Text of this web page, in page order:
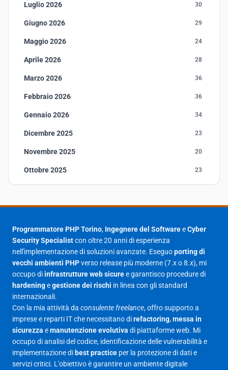
Luglio 2026 30
Giugno 2026 29
Maggio 2026 24
Aprile 2026 28
Marzo 2026 36
Febbraio 2026 36
Gennaio 2026 34
Dicembre 2025 23
Novembre 2025 20
Ottobre 2025 23
Agosto 2025 1
23
Giugno 2025
Maggio 2025 27
Aprile 2025
Marzo 2025
Febbraio 2025 17
Gennaio 2025
Giugno 2023
Programmatore PHP Torino, Ingegnere del SoftwareeCyber
Security Specialistcon oltre 20 anni di esperienza
nell'implementazione di soluzioni avanzate. Eseguoporting di
vecchi ambienti PHPverso release più moderne (7.x o 8.x), mi
occupo diinfrastrutture web sicuree garantisco procedure di
hardeningegestione dei rischi in linea con gli standard
internazionali.
Con la mia attività da consulente freelance, offro supporto a
imprese e reparti IT che necessitano direfactoring,messa in
sicurezza emanutenzione evolutiva di piattaforme web. Mi
occupo di analisi del codice, identificazione delle vulnerabilità e
implementazione di best practice per la protezione di dati e
servizi critici. L'obiettivo è garantire un ambiente digitale